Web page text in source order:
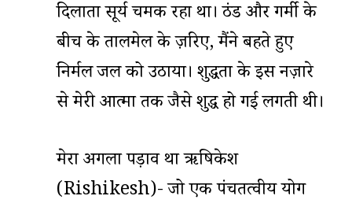
दिलाता सूर्य चमक रहा था। ठंड और गर्मी के
बीच के तालमेल के ज़रिए, मैंने बहते हुए
निर्मल जल को उठाया। शुद्धता के इस नज़ारे
से मेरी आत्मा तक जैसे शुद्ध हो गई लगती थी।
मेरा अगला पड़ाव था ऋषिकेश
(Rishikesh)- जो एक पंचतत्वीय योग